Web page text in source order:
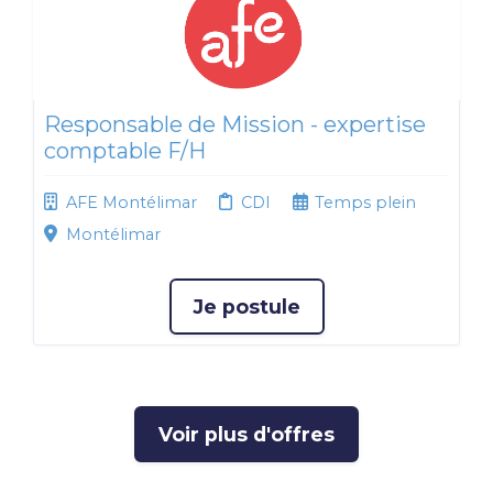
Responsable de Mission - expertise
comptable F/H
AFE Montélimar CDI
Temps plein
Montélimar
Je postule
Voir plus d'offres